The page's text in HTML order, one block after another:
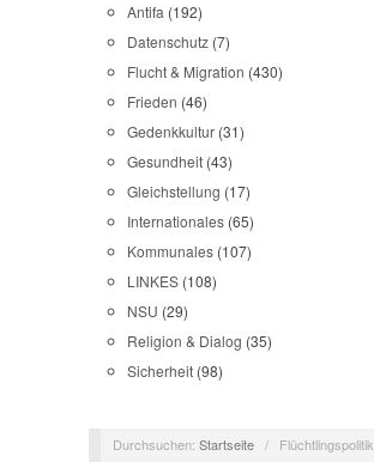
Antifa (192)
Datenschutz (7)
Flucht & Migration (430)
Frieden (46)
Gedenkkultur (31)
Gesundheit (43)
Gleichstellung (17)
Internationales (65)
Kommunales (107)
LINKES (108)
NSU (29)
Religion & Dialog (35)
Sicherheit (98)
Durchsuchen: Startseite / Flüchtlingspolitik